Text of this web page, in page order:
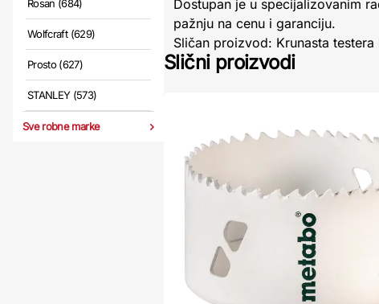
Rosan (684)
Wolfcraft (629)
Prosto (627)
STANLEY (573)
Sve robne marke
Dostupan je u specijalizovanim
pažnju na cenu i garanciju.
Sličan proizvod: Krunasta testera
Slični proizvodi